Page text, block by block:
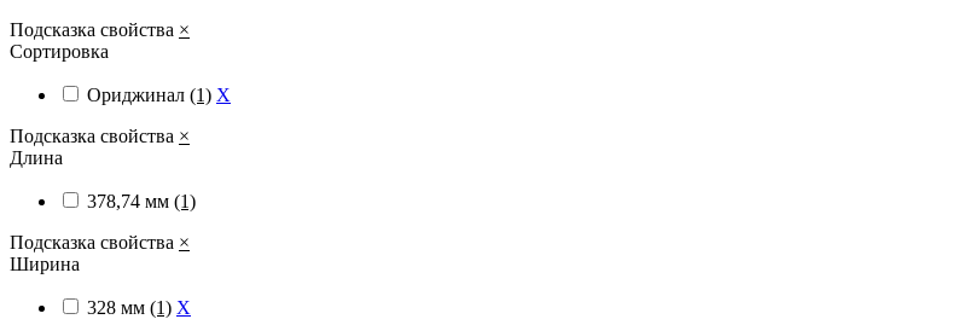
Подсказка свойства ×
Сортировка
Ориджинал (1) X
Подсказка свойства ×
Длина
378,74 мм (1)
Подсказка свойства ×
Ширина
328 мм (1) X